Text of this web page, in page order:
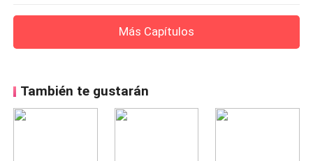
Más Capítulos
También te gustarán